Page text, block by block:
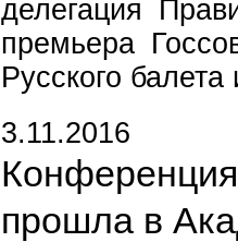
делегация
премьера
Русского
3.11.2016
прошла в